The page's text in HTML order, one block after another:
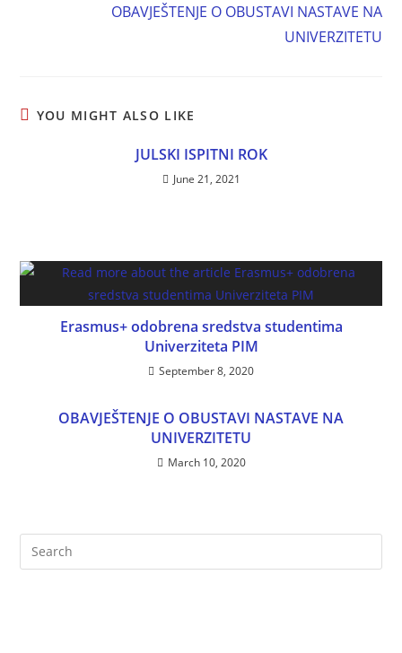
OBAVJEŠTENJE O OBUSTAVI NASTAVE NA
UNIVERZITETU
YOU MIGHT ALSO LIKE
JULSKI ISPITNI ROK
June 21, 2021
Erasmus+ odobrena sredstva studentima
Univerziteta PIM
September 8, 2020
OBAVJEŠTENJE O OBUSTAVI NASTAVE NA
UNIVERZITETU
March 10, 2020